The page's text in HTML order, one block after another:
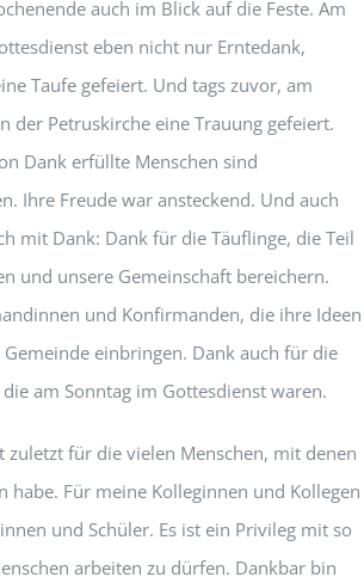
auch im Blick auf die Feste. Am
eben nicht nur Erntedank,
Taufe gefeiert. Und tags zuvor, am
der Petruskirche eine Trauung gefeiert.
Dank erfüllte Menschen sind
Ihre Freude war ansteckend. Und auch
mit Dank: Dank für die Täuflinge, die Teil
und unsere Gemeinschaft bereichern.
und Konfirmanden, die ihre Ideen
einbringen. Dank auch für die
am Sonntag im Gottesdienst waren.
zuletzt für die vielen Menschen, mit denen
habe. Für meine Kolleginnen und Kollegen
und Schüler. Es ist ein Privileg mit so
arbeiten zu dürfen. Dankbar bin